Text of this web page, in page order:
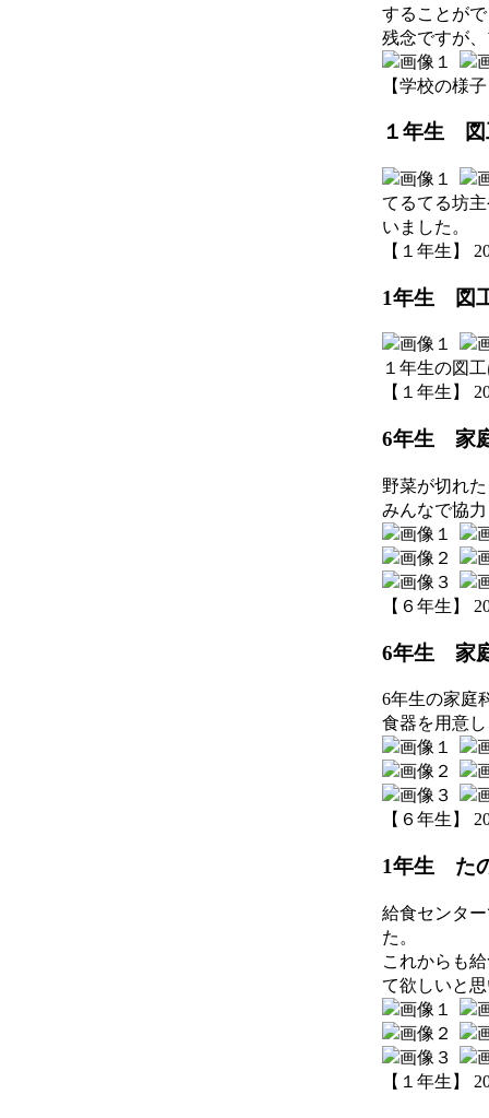
することが
残念ですが
【学校の様
１年生
てるてる坊
いました。
【１年生】
1年生 図
１年生の図
【１年生】
6年生 家
野菜が切れ
みんなで協
【６年生】
6年生 家
6年生の家庭
食器を用意
【６年生】
1年生 た
給食センタ
た。
これからも
て欲しいと
【１年生】